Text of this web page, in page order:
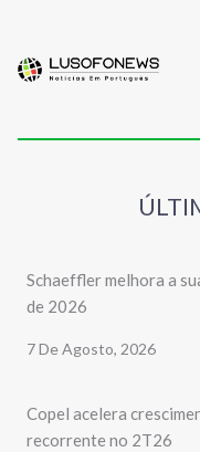
Schaeffler melhora a
de 2026
7 De Agosto, 2026
Copel acelera
recorrente no 2T26